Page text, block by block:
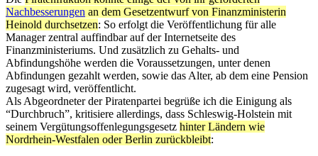
Nachbesserungen an dem Gesetzentwurf von Finanzministerin
Heinold durchsetzen: So erfolgt die Veröffentlichung für alle
Manager zentral auffindbar auf der Internetseite des
Finanzministeriums. Und zusätzlich zu Gehalts- und
Abfindungshöhe werden die Voraussetzungen, unter denen
Abfindungen gezahlt werden, sowie das Alter, ab dem eine Pension
zugesagt wird, veröffentlicht.
Als Abgeordneter der Piratenpartei begrüße ich die Einigung als
“Durchbruch”, kritisiere allerdings, dass Schleswig-Holstein mit
seinem Vergütungsoffenlegungsgesetz hinter Ländern wie
Nordrhein-Westfalen oder Berlin zurückbleibt: